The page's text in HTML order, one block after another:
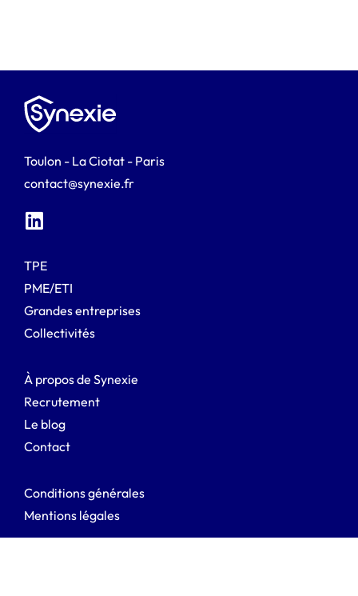
Toulon - La Ciotat - Paris
contact@synexie.fr
TPE
PME/ETI
Grandes entreprises
Collectivités
À propos de Synexie
Recrutement
Le blog
Contact
Conditions générales
Mentions légales